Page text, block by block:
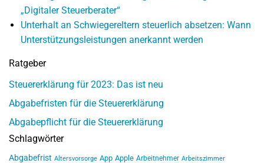
„Digitaler Steuerberater“
Unterhalt an Schwiegereltern steuerlich absetzen: Wann
Unterstützungsleistungen anerkannt werden
Ratgeber
Steuererklärung für 2023: Das ist neu
Abgabefristen für die Steuererklärung
Abgabepflicht für die Steuererklärung
Schlagwörter
Abgabefrist Altersvorsorge App Apple Arbeitnehmer Arbeitszimmer